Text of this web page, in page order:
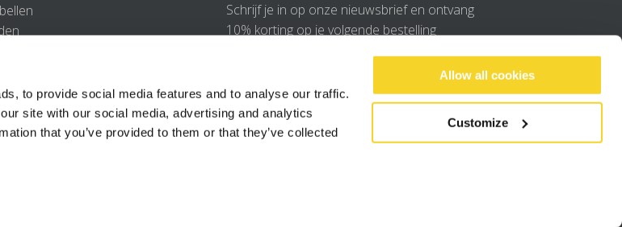
to provide social media features and to analyse our traffic.
site with our social media, advertising and analytics
that you’ve provided to them or that they’ve collected
Allow all cookies
Customize
Login
Schrijf je in op onze nieuwsbrief en ontvang
10% korting op je volgende bestelling
Ik ga akkoord met de